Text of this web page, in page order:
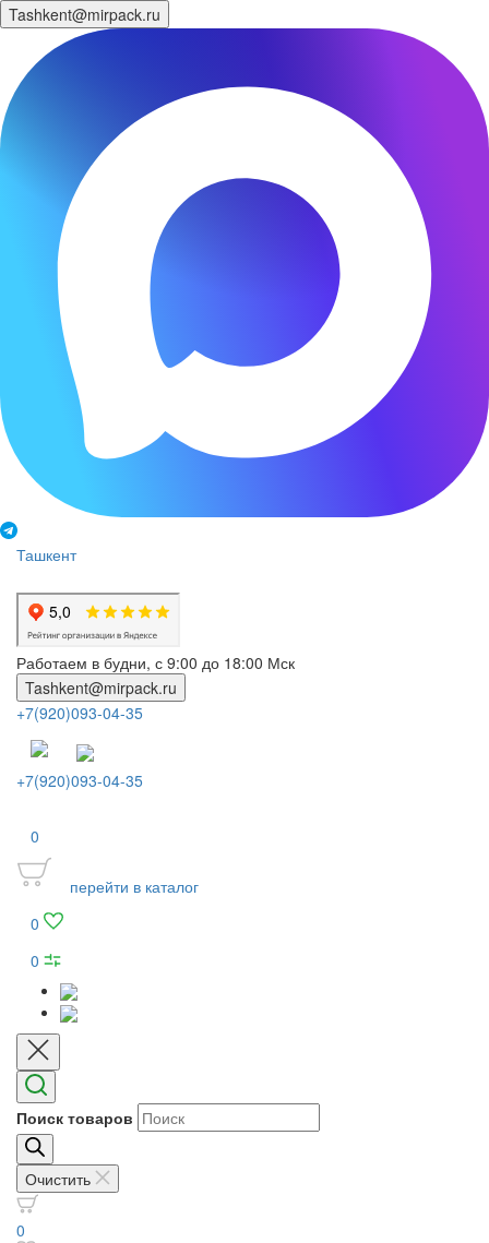
Tashkent@mirpack.ru
Ташкент
Работаем в будни, с 9:00 до 18:00 Мск
Tashkent@mirpack.ru
+7(920)093-04-35
+7(920)093-04-35
0
перейти в каталог
0
0
Поиск товаров
Очистить
0